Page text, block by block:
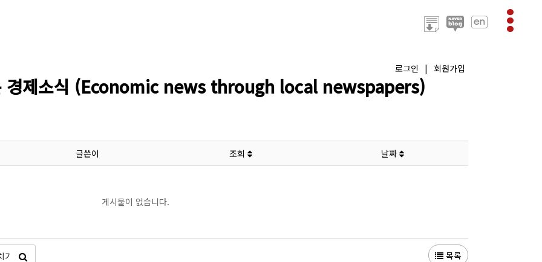
로그인 | 회원가입
경제소식 (Economic news through local newspapers)
글쓴이 조회 날짜
게시물이 없습니다.
목록